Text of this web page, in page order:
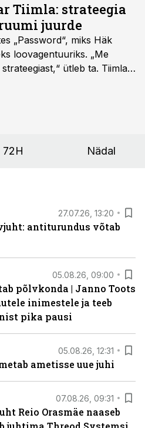
Tiimla: strateegia
juurde
„Password“, miks Häk
loovagentuuriks. „Me
ütleb ta. Tiimla
72H Nädal
27.07.26, 13:20
antiturundus võtab
05.08.26, 09:00
põlvkonda | Janno Toots
inimestele ja teeb
pika pausi
05.08.26, 12:31
ametisse uue juhi
07.08.26, 09:31
Reio Orasmäe naaseb